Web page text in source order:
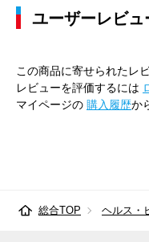
ユーザーレビュ
この商品に寄せられたレ
レビューを評価するには
マイページの 購入履歴か
総合TOP ヘルス・